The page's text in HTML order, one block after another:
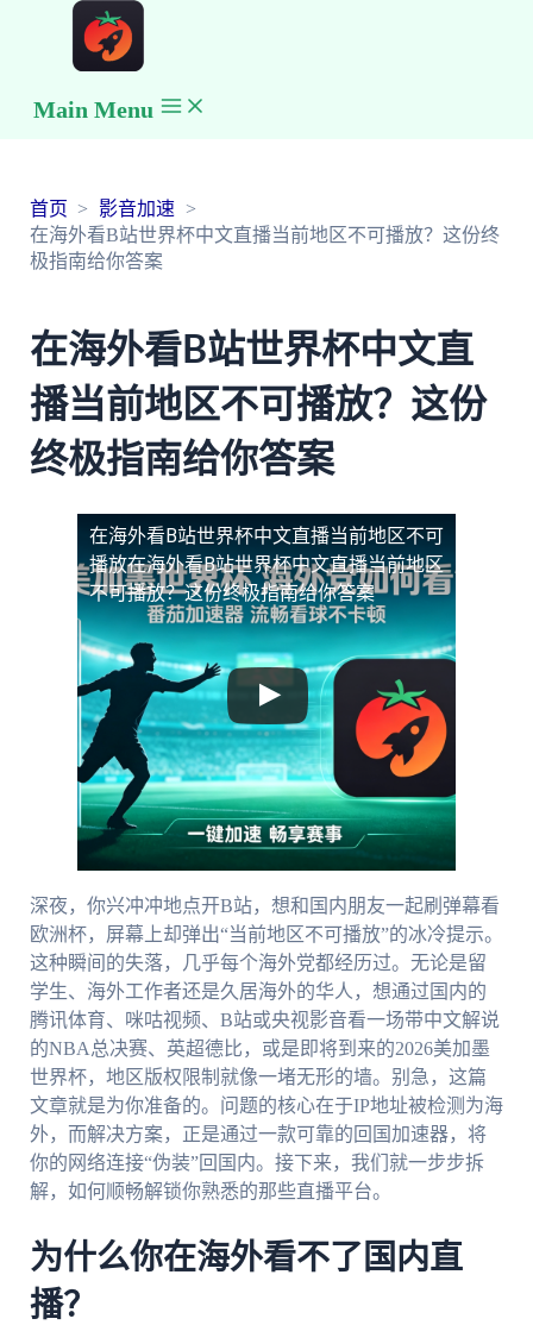
Main Menu
首页
影音加速
在海外看B站世界杯中文直播当前地区不可播放？这份终
极指南给你答案
在海外看B站世界杯中文直
播当前地区不可播放？这份
终极指南给你答案
在海外看B站世界杯中文直播当前地区不可
播放在海外看B站世界杯中文直播当前地区
不可播放？这份终极指南给你答案
深夜，你兴冲冲地点开B站，想和国内朋友一起刷弹幕看
欧洲杯，屏幕上却弹出“当前地区不可播放”的冰冷提示。
这种瞬间的失落，几乎每个海外党都经历过。无论是留
学生、海外工作者还是久居海外的华人，想通过国内的
腾讯体育、咪咕视频、B站或央视影音看一场带中文解说
的NBA总决赛、英超德比，或是即将到来的2026美加墨
世界杯，地区版权限制就像一堵无形的墙。别急，这篇
文章就是为你准备的。问题的核心在于IP地址被检测为海
外，而解决方案，正是通过一款可靠的回国加速器，将
你的网络连接“伪装”回国内。接下来，我们就一步步拆
解，如何顺畅解锁你熟悉的那些直播平台。
为什么你在海外看不了国内直
播？